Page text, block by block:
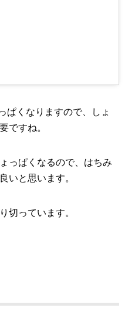
ぱくなりますので、しょ
ですね。
っぱくなるので、はちみ
いと思います。
切っています。